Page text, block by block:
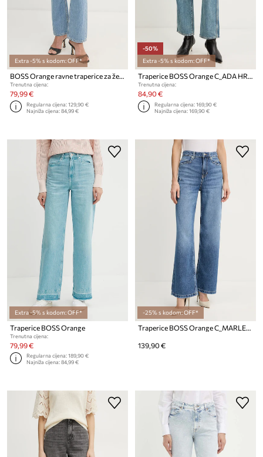
Extra -5% s kodom: OFF*
BOSS Orange ravne traperice za žene C ADA HR 15.0
Trenutna cijena:
79,99 €
Regularna cijena:129,90 €
Najniža cijena:84,99 €
-50%
Extra -5% s kodom: OFF*
Traperice BOSS Orange C_ADA HR WRK
Trenutna cijena:
84,90 €
Regularna cijena:169,90 €
Najniža cijena:169,90 €
Extra -5% s kodom: OFF*
Traperice BOSS Orange
Trenutna cijena:
79,99 €
Regularna cijena:189,90 €
Najniža cijena:84,99 €
-25% s kodom: OFF*
Traperice BOSS Orange C_MARLENE HR 7.0
139,90 €